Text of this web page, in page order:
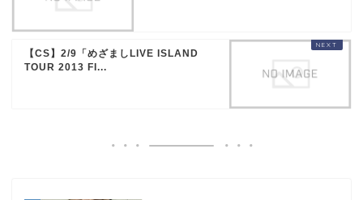
【CS】2/9「めざましLIVE ISLAND
TOUR 2013 FI...